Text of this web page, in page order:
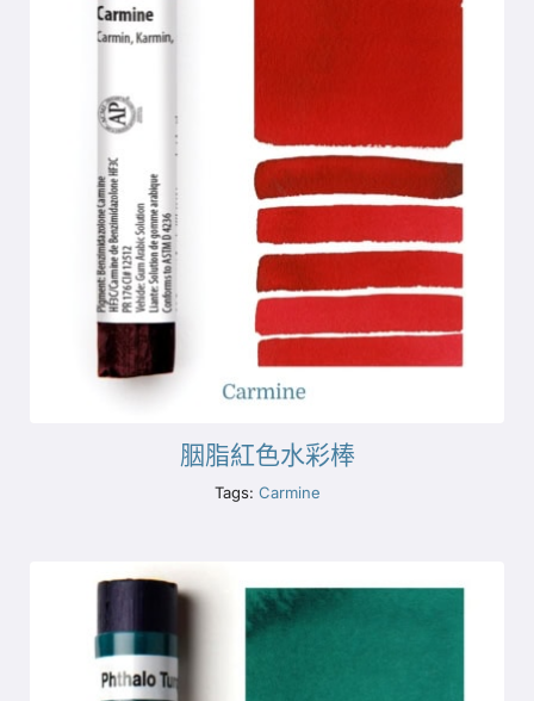
胭脂紅色水彩棒
Tags: Carmine